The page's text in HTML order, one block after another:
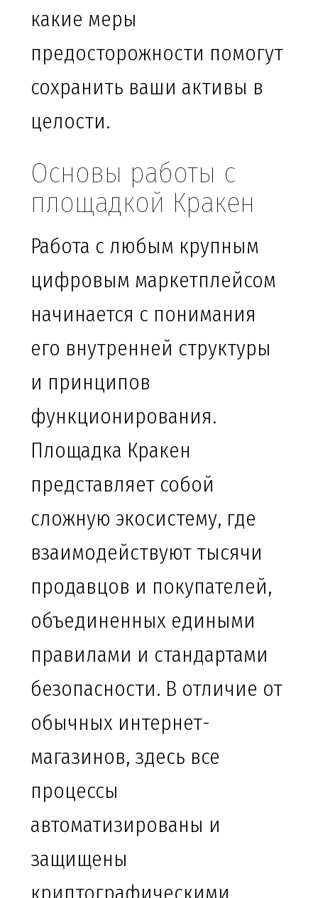
какие меры
предосторожности помогут
сохранить ваши активы в
целости.
Основы работы с
площадкой Кракен
Работа с любым крупным
цифровым маркетплейсом
начинается с понимания
его внутренней структуры
и принципов
функционирования.
Площадка Кракен
представляет собой
сложную экосистему, где
взаимодействуют тысячи
продавцов и покупателей,
объединенных едиными
правилами и стандартами
безопасности. В отличие от
обычных интернет-
магазинов, здесь все
процессы
автоматизированы и
защищены